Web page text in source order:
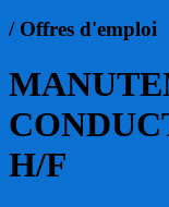
/ Offres d'emploi
H/F